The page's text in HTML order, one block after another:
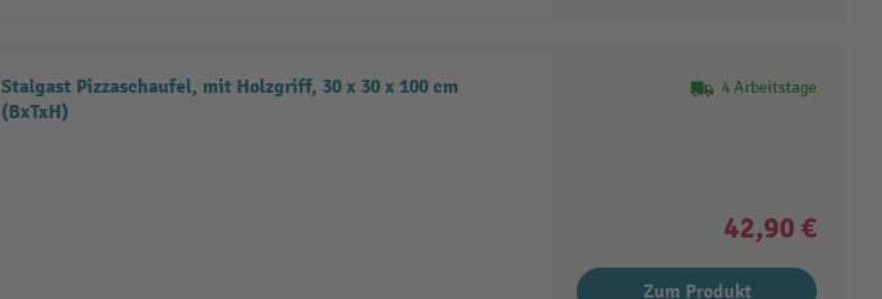
Stalgast Pizzaschaufel, mit Holzgriff, 30 x 30 x 100 cm
(BxTxH)
4 Arbeitstage
42,90 €
Zum Produkt